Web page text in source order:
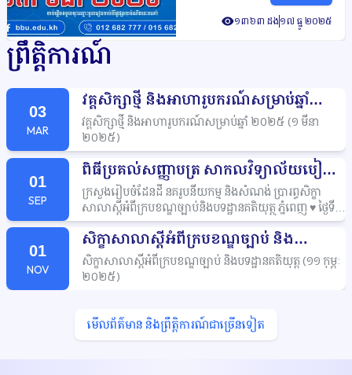
១៣៦៣ ដង១៧ ធ្នូ ២០២៥
ព្រឹត្តិការណ៍
03
MAR
វគ្គសិក្សាថ្មី និងអាហារូបករណ៍សម្រាប់ឆ្នាំ
២០២៥(១មីនា ២០២៥)
វគ្គសិក្សាថ្មី និងអាហារូបករណ៍សម្រាប់ឆ្នាំ ២០២៥ (១ មីនា
២០២៥)
01
SEP
ពិធីប្រគល់សញ្ញាបត្រ សាកលវិទ្យាល័យបៀល
ប្រាយ(៩កុម្ភៈ ២០២៥)
ក្រសួងរៀបចំដែនដី នគរូបនីយកម្ម និងសំណង់ ប្រារព្ធសិក្ខា
សាលាស្តីអំពីក្របខណ្ឌច្បាប់និងបទដ្ឋានគតិយុត្តភ្នំពេញ ♥️ថ្ងៃទី
១១ខែកុម្ភៈឆ្នាំ២០២៥☺️សាកលវិទ្យាល័យបៀលប្រាយ
រាជធានីភ្នំពេញសហការជាមួយ ក្រសួងរៀបចំដែនដី នគរូបនីយ
កម្ម និងសំណង់ បានរៀបចំសិក្ខាសាលាស្តីអំពី «ការផ្សព្វផ្សាយ
ក្របខណ្ឌច្បាប់និងបទដ្ឋានគតិយុត្តក្នុងវិស័យរៀបចំដែនដី នគ
រូបនីយកម្ម
សិក្ខាសាលានេះបានប្រព្រឹត្ត
លេខាធិការ
នៃក្រសួងរៀបចំដែនដី នគរូបនីយកម្ម
សិក្ខាសាលានេះបានទទួលការស្វាគមន៍ និងបដិសណ្ឋារកិច្ច
01
NOV
សិក្ខាសាលាស្តីអំពីក្របខណ្ឌច្បាប់ និង
បទដ្ឋានគតិយុត្ត(១១កុម្ភៈ ២០២៥)
សិក្ខាសាលាស្តីអំពីក្របខណ្ឌច្បាប់ និងបទដ្ឋានគតិយុត្ត(១១ កុម្ភៈ
២០២៥)
មើលព័ត៌មាន និងព្រឹត្តិការណ៍ជាច្រើនទៀត